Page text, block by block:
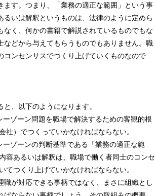
ます。つまり、「業務の適正な範囲」という事
るいは解釈というものは、法律のように定めら
なく、何かの書籍で解説されているものでもな
などから与えてもらうものでもありません。職
コンセンサスでつくり上げていくものなので
、以下のようになります。
ーゾーン問題を職場で解決するための客観的根
社）でつくっていかなければならない。
ーゾーンの判断基準である「業務の適正な範
容あるいは解釈は、職場で働く者同士のコンセ
てつくり上げていかなければならない。
職が対応できる事柄ではなく、まさに組織とし